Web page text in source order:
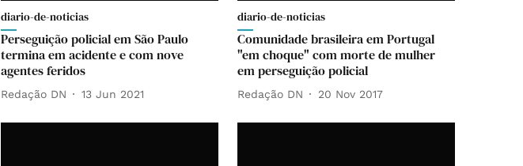
diario-de-noticias
Perseguição policial em São Paulo
termina em acidente e com nove
agentes feridos
Redação DN 13 Jun 2021
diario-de-noticias
Comunidade brasileira em Portugal
"em choque" com morte de mulher
em perseguição policial
Redação DN 20 Nov 2017